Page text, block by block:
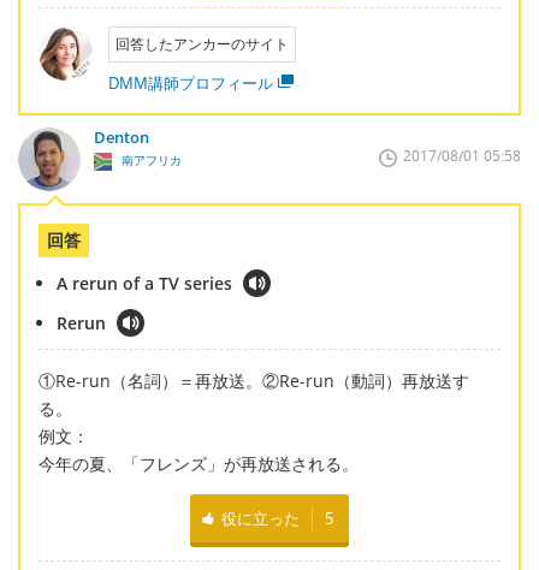
回答したアンカーのサイト
DMM講師プロフィール
Denton
南アフリカ 2017/08/01 05:58
回答
A rerun of a TV series
Rerun
①Re-run（名詞）＝再放送。②Re-run（動詞）再放送す
る。
例文：
今年の夏、「フレンズ」が再放送される。
役に立った 5